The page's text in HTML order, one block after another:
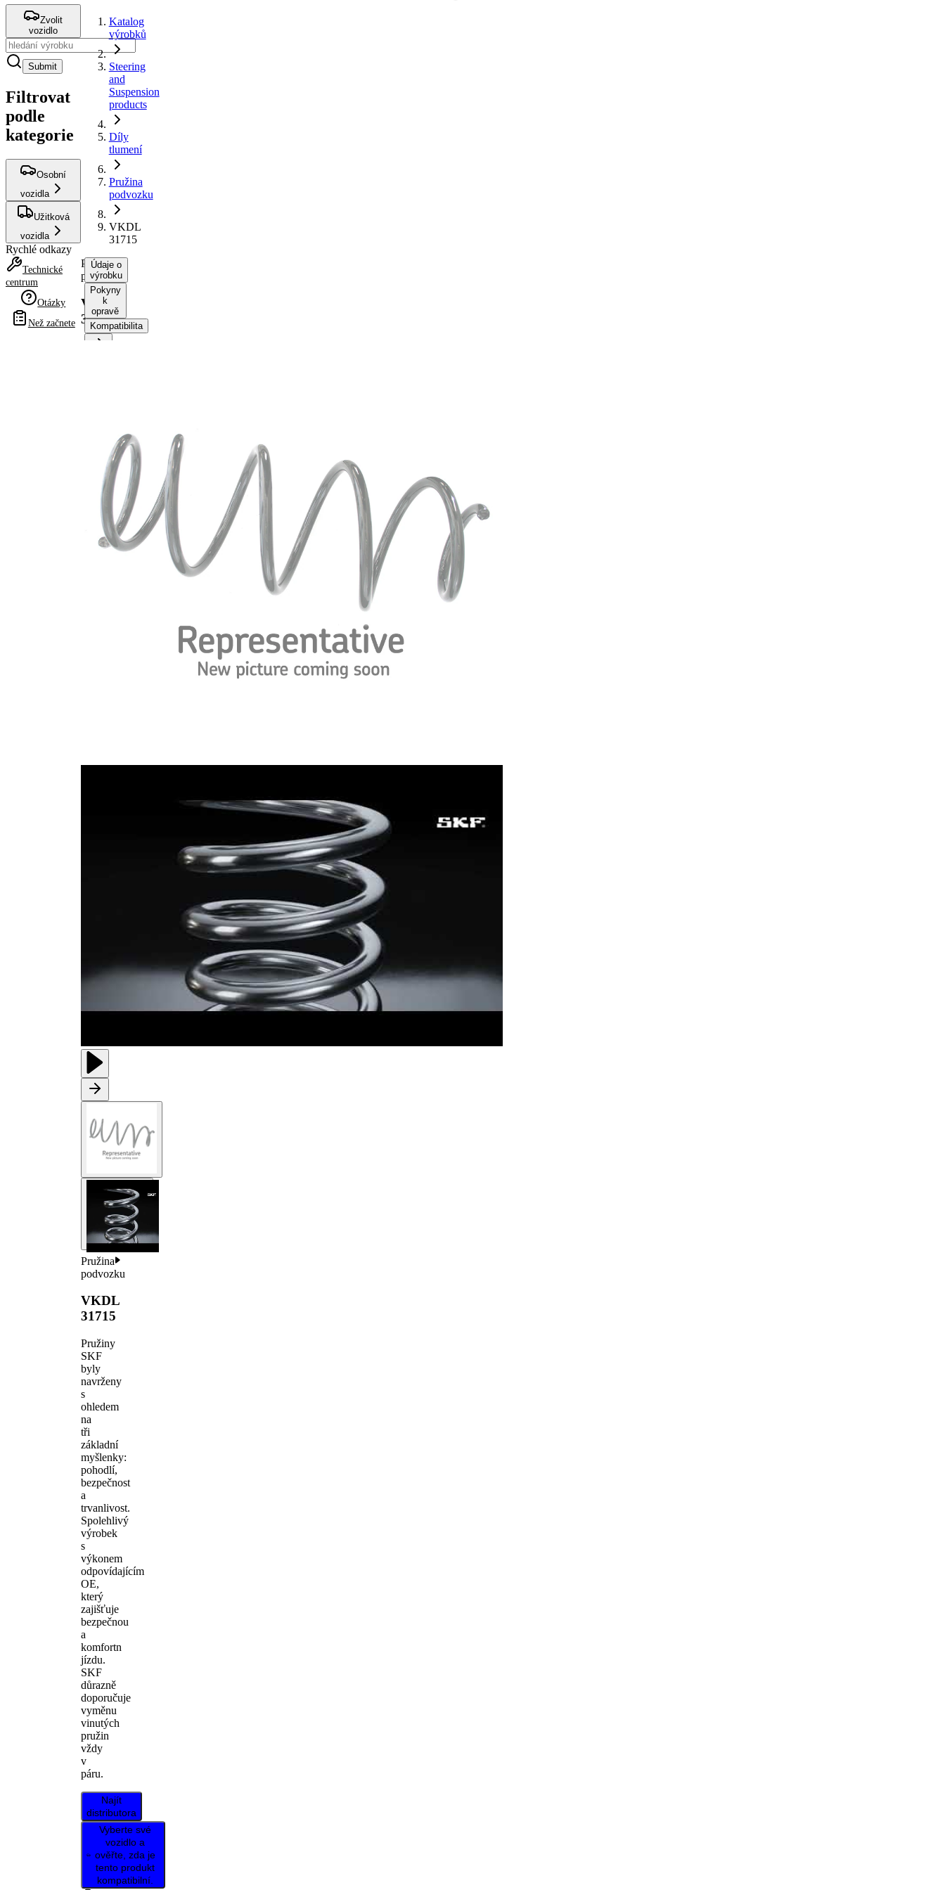
Zvolit
vozidlo
Submit
Filtrovat
podle
kategorie
Osobní
vozidla
Užitková
vozidla
Rychlé odkazy
Technické
centrum
Otázky
Než začnete
Katalog
výrobků
Steering
and
Suspension
products
Díly
tlumení
Pružina
podvozku
VKDL
31715
Pružina
podvozku
VKDL
31715
Pružina
podvozku
VKDL
31715
Pružiny
SKF
byly
navrženy
s
ohledem
na
tři
základní
myšlenky:
pohodlí,
bezpečnost
a
trvanlivost.
Spolehlivý
výrobek
s
výkonem
odpovídajícím
OE,
který
zajišťuje
bezpečnou
a
komfortn
jízdu.
SKF
důrazně
doporučuje
vyměnu
vinutých
pružin
vždy
v
páru.
Najít
distributora
Vyberte své
vozidlo a
ověřte, zda je
tento produkt
kompatibilní.
Údaje o
výrobku
Pokyny
k
opravě
Kompatibilita
Hmotnost
Tvar
pružiny
Šroubovitá
pružina s
konstatním
průměrem
průměr
112 mm
Klíčové
písmeno
BG
13,75 mm